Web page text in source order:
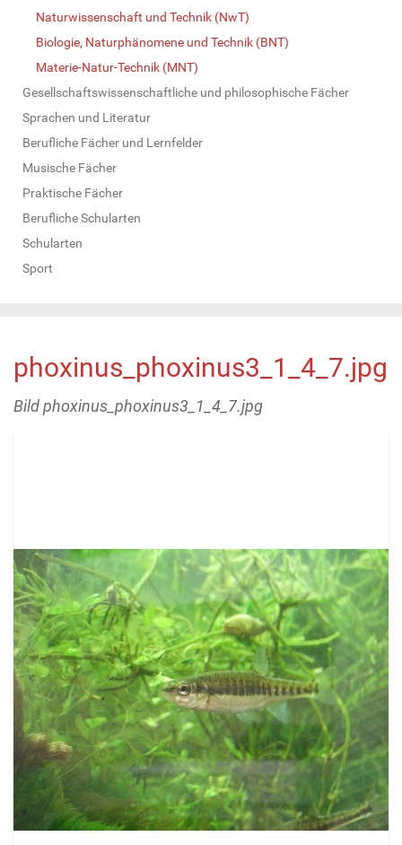
Naturwissenschaft und Technik (NwT)
Biologie, Naturphänomene und Technik (BNT)
Materie-Natur-Technik (MNT)
Gesellschaftswissenschaftliche und philosophische Fächer
Sprachen und Literatur
Berufliche Fächer und Lernfelder
Musische Fächer
Praktische Fächer
Berufliche Schularten
Schularten
Sport
phoxinus_phoxinus3_1_4_7.jpg
Bild phoxinus_phoxinus3_1_4_7.jpg